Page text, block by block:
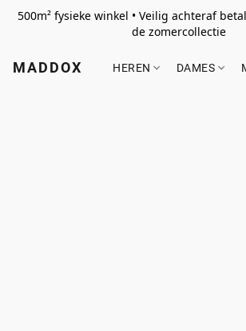
500m² fysieke winkel • Veilig achteraf
de zomercollectie
MADDOX HEREN DAMES